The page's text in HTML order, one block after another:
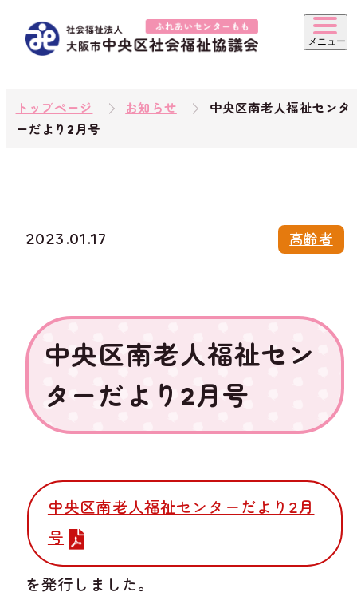
トップページ お知らせ
中央区南老人福祉センタ
ーだより2月号
2023.01.17 高齢者
中央区南老人福祉セン
ターだより2月号
中央区南老人福祉センターだより2月
号
を発行しました。